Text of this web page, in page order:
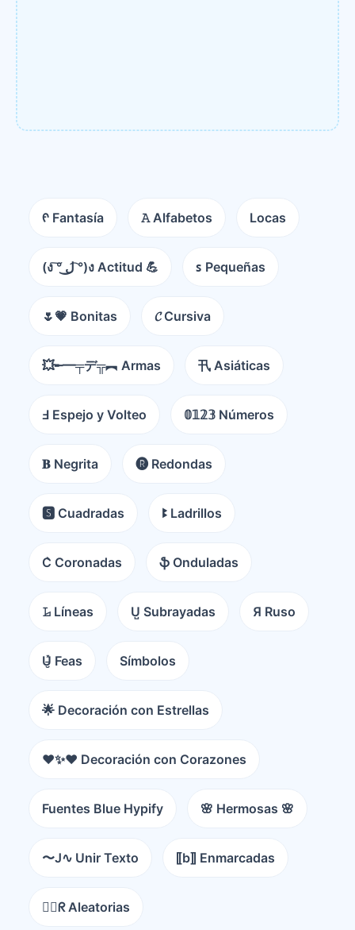
ᠻ Fantasía 𝙰 Alfabetos Locas
(ง ͠° ͟ل͜ ͡°)ง Actitud 💪 ꜱ Pequeñas
🌷💗 Bonitas 𝓒 Cursiva
💥╾━╤デ╦︻ Armas 卂 Asiáticas
Ⅎ Espejo y Volteo 𝟘𝟙𝟚𝟛 Números
𝐁 Negrita 🅡 Redondas
🆂 Cuadradas ꔪ Ladrillos
C͛ Coronadas ֆ Onduladas
𝙻̷ Líneas U̺ Subrayadas Я Ruso
U̵̮̽ Feas Símbolos
🌟 Decoración con Estrellas
❤️✨❤️ Decoración con Corazones
Fuentes Blue Hypify 🌸 Hermosas 🌸
〜J∿ Unir Texto ⟦b⟧ Enmarcadas
😵‍💫ᖇ Aleatorias